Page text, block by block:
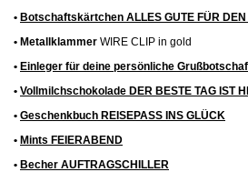
• Botschaftskärtchen ALLES GUTE FÜR DEN
• Metallklammer WIRE CLIP in gold
• Einleger für deine persönliche
• Vollmilchschokolade DER BESTE TAG IST
• Geschenkbuch REISEPASS INS GLÜCK
• Mints FEIERABEND
• Becher AUFTRAGSCHILLER